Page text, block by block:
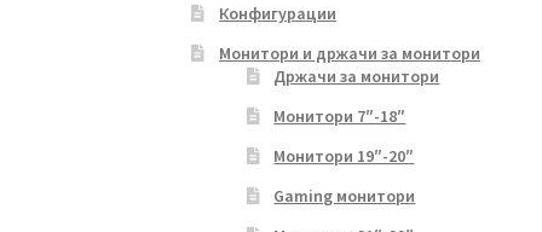
Конфигурации
Монитори и држачи за монитори
Држачи за монитори
Монитори 7″-18″
Монитори 19″-20″
Gaming монитори